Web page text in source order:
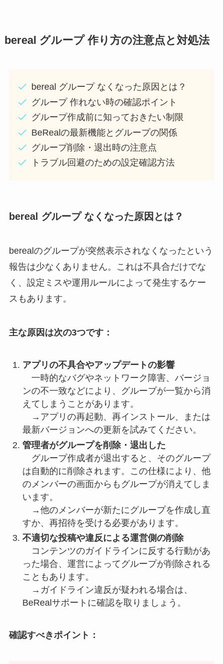
bereal グループ 作り方の注意点と対処法
bereal グループ なくなった原因とは？
グループ 作れない時の確認ポイント
グループ作成前に知っておきたい制限
BeRealの最新機能とグループの関係
グループ削除・退出時の注意点
トラブル回避のための設定確認方法
bereal グループ なくなった原因とは？
berealのグループが突然表示されなくなったという
報告は少なくありません。これは不具合だけでな
く、設定ミスや運用ルールによって発生するケー
スもあります。
主な原因は次の3つです：
アプリの不具合やアップデートの影響
一時的なバグやネットワーク障害、バージョ
ンの不一致などにより、グループが一覧から消
えてしまうことがあります。
→アプリの再起動、再インストール、または
最新バージョンへの更新を試みてください。
管理者がグループを削除・退出した
グループ作成者が退出すると、そのグループ
は自動的に削除されます。この仕様により、他
のメンバーの画面からもグループが消えてしま
います。
→他のメンバーが新たにグループを作成し直
すか、再招待を受ける必要があります。
不適切な投稿や違反による運営側の削除
コンテンツのガイドラインに反する行動があ
った場合、運営によってグループが削除される
こともあります。
→ガイドライン違反が疑われる場合は、
BeRealサポートに確認を取りましょう。
確認すべきポイント：